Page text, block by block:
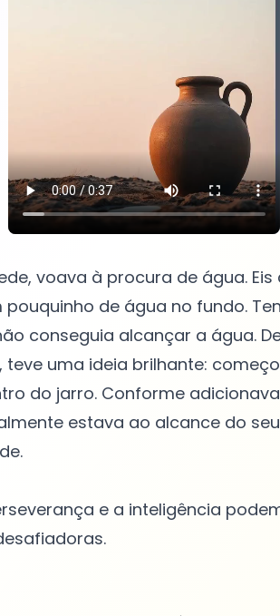
voava à procura de água.
de água no fundo.
conseguia alcançar a água.
teve uma ideia brilhante:
do jarro. Conforme
estava ao alcance do
e a inteligência
as dificuldades mais desafiadoras.